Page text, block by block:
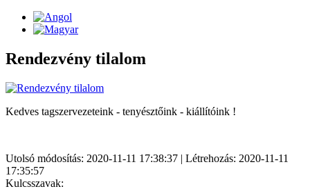
Rendezvény tilalom
Kedves tagszervezeteink - tenyésztőink - kiállítóink !
Utolsó módosítás: 2020-11-11 17:38:37 | Létrehozás: 2020-11-11
17:35:57
Kulcsszavak: